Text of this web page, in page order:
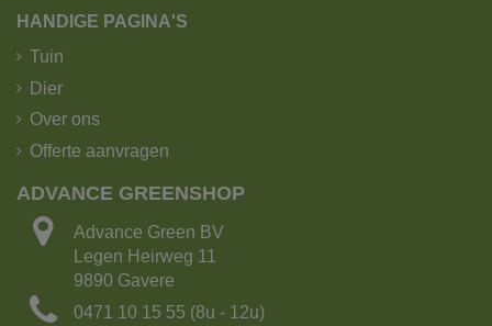
De kipoplegger heeft het grootste laadvermogen!
Laadvermogen: 25 ton of 15m³ grond
Aantal Big bags: 15
HANDIGE PAGINA'S
Tuin
Dier
Over ons
Offerte aanvragen
ADVANCE GREENSHOP
Advance Green BV
Legen Heirweg 11
9890 Gavere
0471 10 15 55 (8u - 12u)